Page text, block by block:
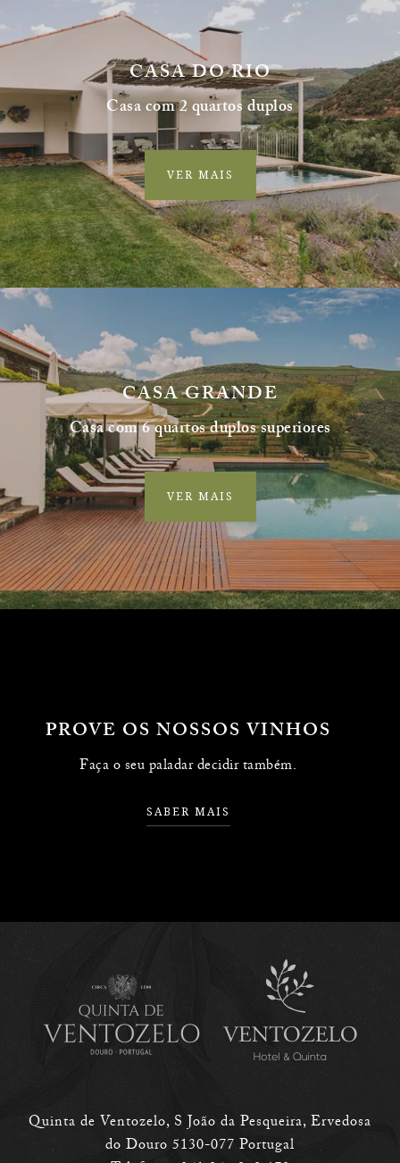
CASA DO RIO
Casa com 2 quartos duplos
VER MAIS
CASA GRANDE
Casa com 6 quartos duplos superiores
VER MAIS
PROVE OS NOSSOS VINHOS
Faça o seu paladar decidir também.
SABER MAIS
Quinta de Ventozelo, S João da Pesqueira, Ervedosa
do Douro 5130-077 Portugal